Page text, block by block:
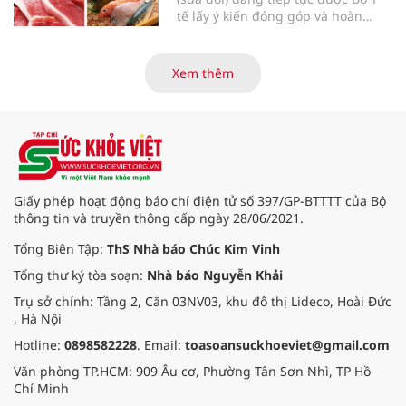
tế lấy ý kiến đóng góp và hoàn
cường hậu kiểm, ứng dụng chuyển
đổi số, kiểm soát nguy cơ theo toàn
Xem thêm
Giấy phép hoạt động báo chí điện tử số 397/GP-BTTTT của Bộ
thông tin và truyền thông cấp ngày 28/06/2021.
Tổng Biên Tập: ThS Nhà báo Chúc Kim Vinh
Tổng thư ký tòa soạn: Nhà báo Nguyễn Khải
Trụ sở chính: Tầng 2, Căn 03NV03, khu đô thị Lideco, Hoài Đức
, Hà Nội
Hotline: 0898582228. Email: toasoansuckhoeviet@gmail.com
Văn phòng TP.HCM: 909 Âu cơ, Phường Tân Sơn Nhì, TP Hồ
Chí Minh